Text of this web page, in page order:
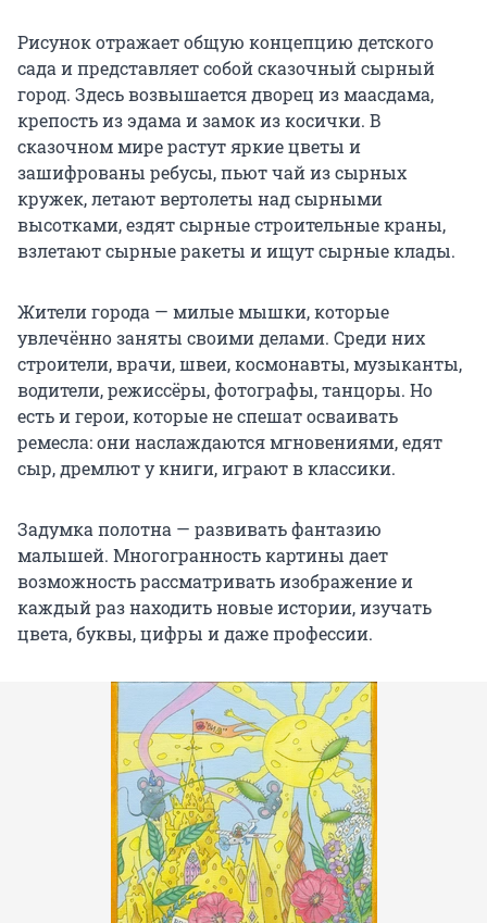
Рисунок отражает общую концепцию детского
сада и представляет собой сказочный сырный
город. Здесь возвышается дворец из маасдама,
крепость из эдама и замок из косички. В
сказочном мире растут яркие цветы и
зашифрованы ребусы, пьют чай из сырных
кружек, летают вертолеты над сырными
высотками, ездят сырные строительные краны,
взлетают сырные ракеты и ищут сырные клады.
Жители города — милые мышки, которые
увлечённо заняты своими делами. Среди них
строители, врачи, швеи, космонавты, музыканты,
водители, режиссёры, фотографы, танцоры. Но
есть и герои, которые не спешат осваивать
ремесла: они наслаждаются мгновениями, едят
сыр, дремлют у книги, играют в классики.
Задумка полотна — развивать фантазию
малышей. Многогранность картины дает
возможность рассматривать изображение и
каждый раз находить новые истории, изучать
цвета, буквы, цифры и даже профессии.